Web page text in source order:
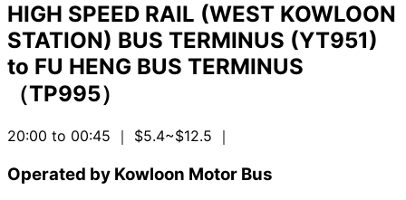
HIGH SPEED RAIL (WEST KOWLOON
STATION) BUS TERMINUS (YT951)
to FU HENG BUS TERMINUS
（TP995）
20:00 to 00:45 ｜ $5.4~$12.5 ｜
Operated by Kowloon Motor Bus